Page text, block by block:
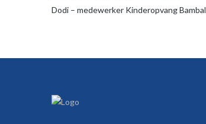
Dodi – medewerker Kinderopvang